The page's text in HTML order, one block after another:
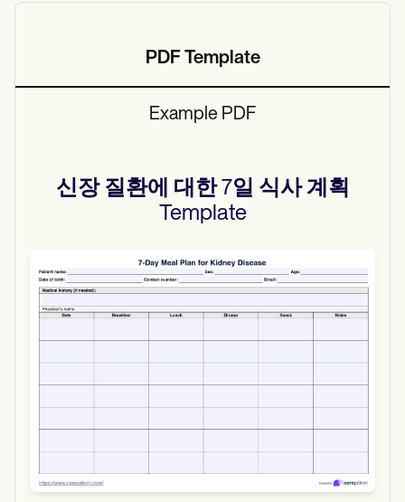
PDF Template
Example PDF
신장 질환에 대한 7일 식사 계획
Template